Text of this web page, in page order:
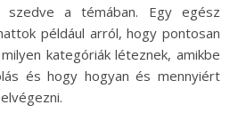
szedve a témában. Egy egész
például arról, hogy pontosan
kategóriák léteznek, amikbe
és hogy hogyan és mennyiért